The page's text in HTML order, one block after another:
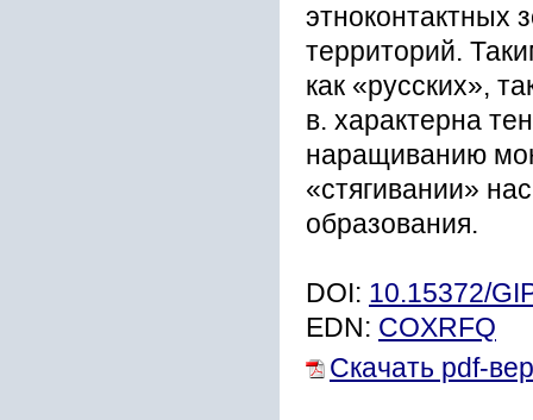
этноконтактных
территорий.
как «русских»,
в. характерна
наращиванию
«стягивании»
образования.
DOI: 10.15372/
EDN: COXRFQ
Скачать pdf-